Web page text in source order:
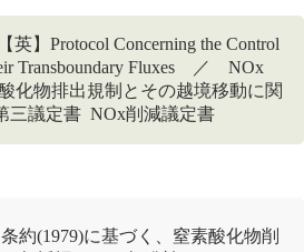
】Protocol Concerning the Control
Transboundary Fluxes ／ NOx
化物排出規制とその越境移動に関
三議定書 NOx削減議定書
条約(1979)に基づく、 窒素酸化物削